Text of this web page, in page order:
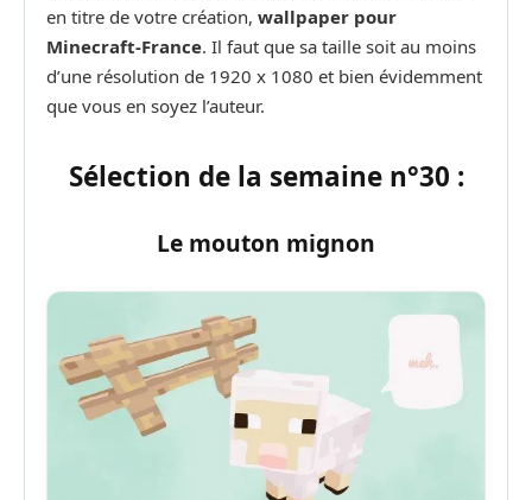
en titre de votre création, wallpaper pour
Minecraft-France. Il faut que sa taille soit au moins
d’une résolution de 1920 x 1080 et bien évidemment
que vous en soyez l’auteur.
Sélection de la semaine n°30 :
Le mouton mignon